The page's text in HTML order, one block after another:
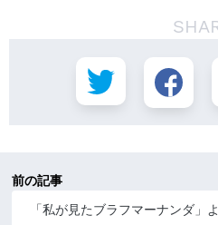
前の記事
「私が見たブラフマーナンダ」